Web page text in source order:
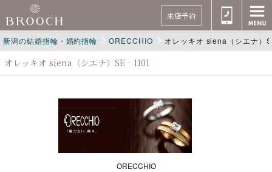
来店予約
新潟の結婚指輪・婚約指輪 ORECCHIO オレッキオ siena（シエナ）
オレッキオ siena（シエナ）SE‐1101
ORECCHIO